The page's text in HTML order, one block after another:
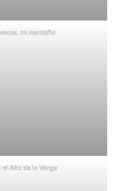
mi montaña
Alto de la Varga